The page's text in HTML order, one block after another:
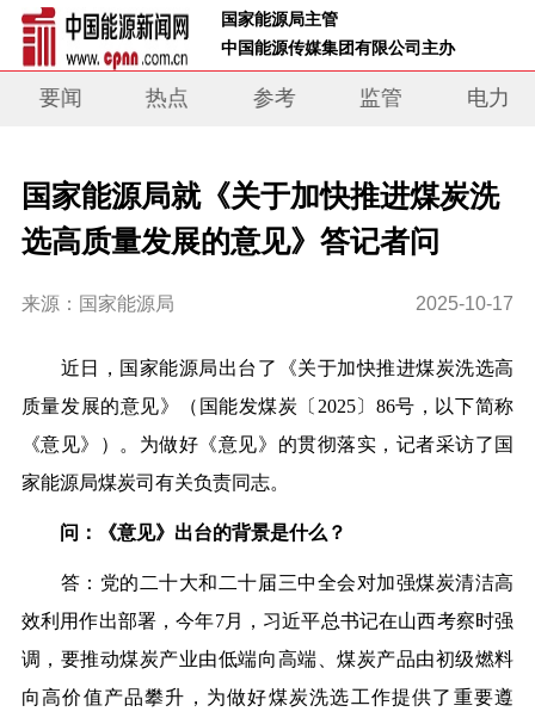
国家能源局主管
中国能源传媒集团有限公司主办
要闻 热点 参考 监管 电力
国家能源局就《关于加快推进煤炭洗
选高质量发展的意见》答记者问
来源：国家能源局 2025-10-17
近日，国家能源局出台了《关于加快推进煤炭洗选高
质量发展的意见》（国能发煤炭〔2025〕86号，以下简称
《意见》）。为做好《意见》的贯彻落实，记者采访了国
家能源局煤炭司有关负责同志。
问：《意见》出台的背景是什么？
答：党的二十大和二十届三中全会对加强煤炭清洁高
效利用作出部署，今年7月，习近平总书记在山西考察时强
调，要推动煤炭产业由低端向高端、煤炭产品由初级燃料
向高价值产品攀升，为做好煤炭洗选工作提供了重要遵